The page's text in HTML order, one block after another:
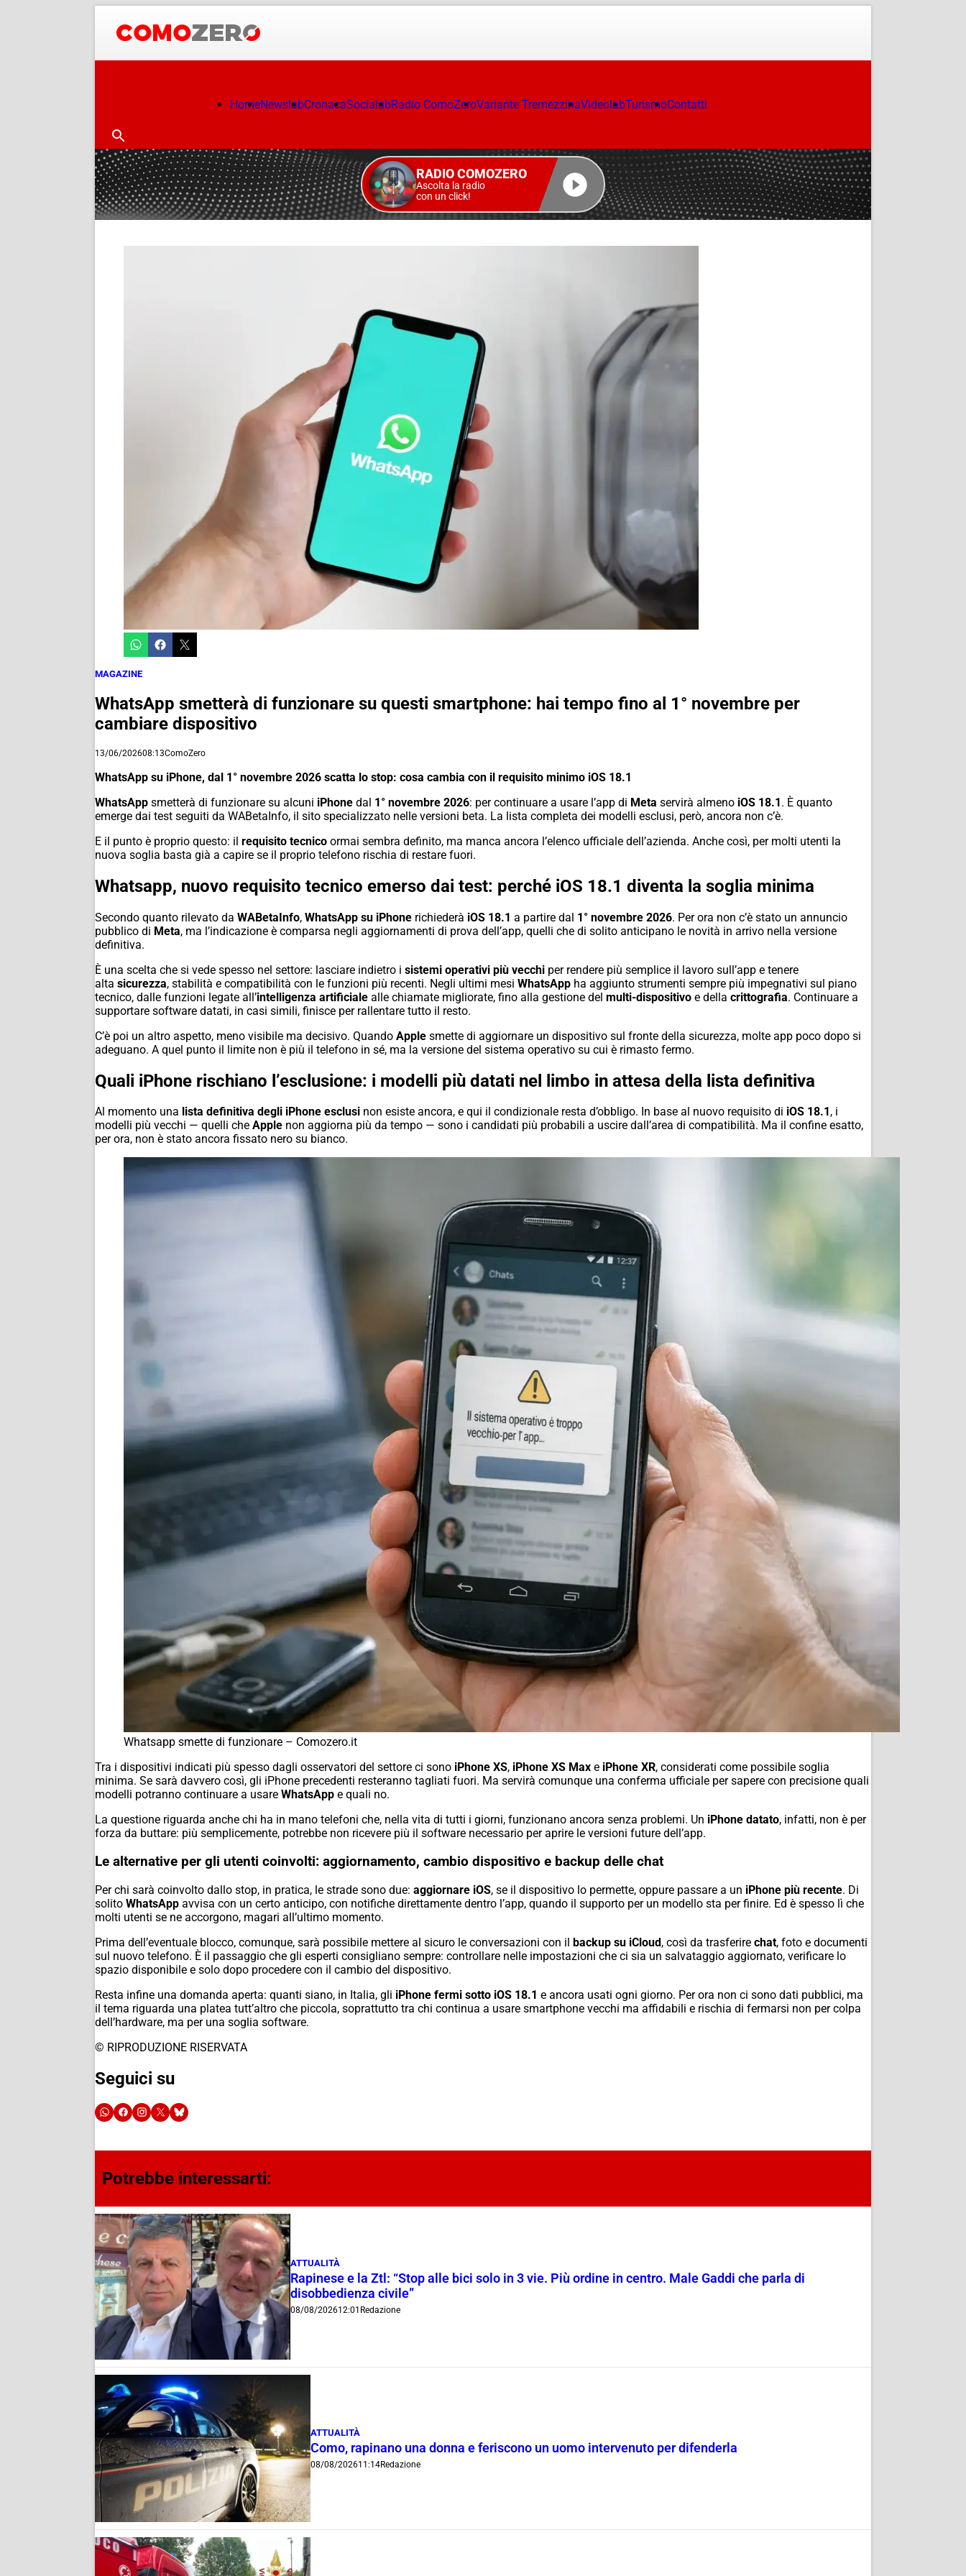
HomeNewslabCronacaSocialabRadio ComoZeroVariante TremezzinaVideolabTurismoContatti
RADIO COMOZERO
Ascolta la radio
con un click!
MAGAZINE
WhatsApp smetterà di funzionare su questi smartphone: hai tempo fino al 1° novembre per
cambiare dispositivo
13/06/202608:13ComoZero
WhatsApp su iPhone, dal 1° novembre 2026 scatta lo stop: cosa cambia con il requisito minimo iOS 18.1
WhatsApp smetterà di funzionare su alcuni iPhone dal 1° novembre 2026: per continuare a usare l’app di Meta servirà almeno iOS 18.1. È quanto
emerge dai test seguiti da WABetaInfo, il sito specializzato nelle versioni beta. La lista completa dei modelli esclusi, però, ancora non c’è.
E il punto è proprio questo: il requisito tecnico ormai sembra definito, ma manca ancora l’elenco ufficiale dell’azienda. Anche così, per molti utenti la
nuova soglia basta già a capire se il proprio telefono rischia di restare fuori.
Whatsapp, nuovo requisito tecnico emerso dai test: perché iOS 18.1 diventa la soglia minima
Secondo quanto rilevato da WABetaInfo, WhatsApp su iPhone richiederà iOS 18.1 a partire dal 1° novembre 2026. Per ora non c’è stato un annuncio
pubblico di Meta, ma l’indicazione è comparsa negli aggiornamenti di prova dell’app, quelli che di solito anticipano le novità in arrivo nella versione
definitiva.
È una scelta che si vede spesso nel settore: lasciare indietro i sistemi operativi più vecchi per rendere più semplice il lavoro sull’app e tenere
alta sicurezza, stabilità e compatibilità con le funzioni più recenti. Negli ultimi mesi WhatsApp ha aggiunto strumenti sempre più impegnativi sul piano
tecnico, dalle funzioni legate all’intelligenza artificiale alle chiamate migliorate, fino alla gestione del multi-dispositivo e della crittografia. Continuare a
supportare software datati, in casi simili, finisce per rallentare tutto il resto.
C’è poi un altro aspetto, meno visibile ma decisivo. Quando Apple smette di aggiornare un dispositivo sul fronte della sicurezza, molte app poco dopo si
adeguano. A quel punto il limite non è più il telefono in sé, ma la versione del sistema operativo su cui è rimasto fermo.
Quali iPhone rischiano l’esclusione: i modelli più datati nel limbo in attesa della lista definitiva
Al momento una lista definitiva degli iPhone esclusi non esiste ancora, e qui il condizionale resta d’obbligo. In base al nuovo requisito di iOS 18.1 , i
modelli più vecchi — quelli che Apple non aggiorna più da tempo — sono i candidati più probabili a uscire dall’area di compatibilità. Ma il confine esatto,
per ora, non è stato ancora fissato nero su bianco.
Whatsapp smette di funzionare – Comozero.it
Tra i dispositivi indicati più spesso dagli osservatori del settore ci sono iPhone XS, iPhone XS Max e iPhone XR, considerati come possibile soglia
minima. Se sarà davvero così, gli iPhone precedenti resteranno tagliati fuori. Ma servirà comunque una conferma ufficiale per sapere con precisione quali
modelli potranno continuare a usare WhatsApp e quali no.
La questione riguarda anche chi ha in mano telefoni che, nella vita di tutti i giorni, funzionano ancora senza problemi. Un iPhone datato, infatti, non è per
forza da buttare: più semplicemente, potrebbe non ricevere più il software necessario per aprire le versioni future dell’app.
Le alternative per gli utenti coinvolti: aggiornamento, cambio dispositivo e backup delle chat
Per chi sarà coinvolto dallo stop, in pratica, le strade sono due: aggiornare iOS, se il dispositivo lo permette, oppure passare a un iPhone più recente. Di
solito WhatsApp avvisa con un certo anticipo, con notifiche direttamente dentro l’app, quando il supporto per un modello sta per finire. Ed è spesso lì che
molti utenti se ne accorgono, magari all’ultimo momento.
Prima dell’eventuale blocco, comunque, sarà possibile mettere al sicuro le conversazioni con il backup su iCloud, così da trasferire chat, foto e documenti
sul nuovo telefono. È il passaggio che gli esperti consigliano sempre: controllare nelle impostazioni che ci sia un salvataggio aggiornato, verificare lo
spazio disponibile e solo dopo procedere con il cambio del dispositivo.
Resta infine una domanda aperta: quanti siano, in Italia, gli iPhone fermi sotto iOS 18.1 e ancora usati ogni giorno. Per ora non ci sono dati pubblici, ma
il tema riguarda una platea tutt’altro che piccola, soprattutto tra chi continua a usare smartphone vecchi ma affidabili e rischia di fermarsi non per colpa
dell’hardware, ma per una soglia software.
© RIPRODUZIONE RISERVATA
Seguici su
Potrebbe interessarti:
ATTUALITÀ
Rapinese e la Ztl: “Stop alle bici solo in 3 vie. Più ordine in centro. Male Gaddi che parla di
disobbedienza civile”
08/08/202612:01 Redazione
ATTUALITÀ
Como, rapinano una donna e feriscono un uomo intervenuto per difenderla
08/08/202611:14Redazione